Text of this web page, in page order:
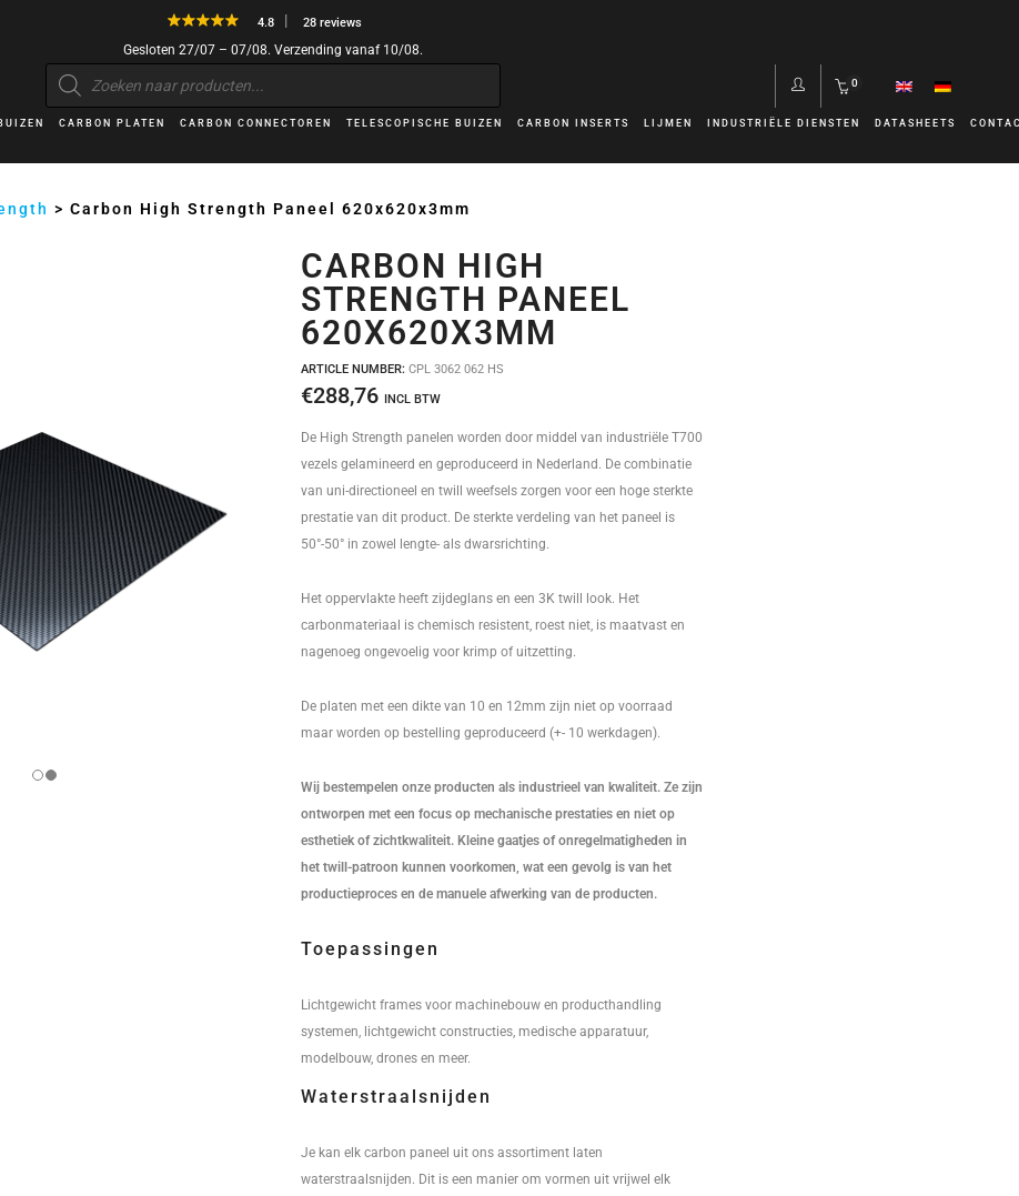
4.8 28 reviews
Gesloten 27/07 – 07/08. Verzending vanaf 10/08.
Producten
zoeken
0
CARBON PLATEN CARBON CONNECTOREN TELESCOPISCHE BUIZEN CARBON INSERTS LIJMEN INDUSTRIËLE DIENSTEN DATASHEETS
>Carbon High Strength Paneel 620x620x3mm
CARBON HIGH
STRENGTH PANEEL
620X620X3MM
ARTICLE NUMBER: CPL 3062 062 HS
€288,76 INCL BTW
De High Strength panelen worden door middel van industriële T700
vezels gelamineerd en geproduceerd in Nederland. De combinatie
van uni-directioneel en twill weefsels zorgen voor een hoge sterkte
prestatie van dit product. De sterkte verdeling van het paneel is
50°-50° in zowel lengte- als dwarsrichting.
Het oppervlakte heeft zijdeglans en een 3K twill look. Het
carbonmateriaal is chemisch resistent, roest niet, is maatvast en
nagenoeg ongevoelig voor krimp of uitzetting.
De platen met een dikte van 10 en 12mm zijn niet op voorraad
maar worden op bestelling geproduceerd (+- 10 werkdagen).
Wij bestempelen onze producten als industrieel van kwaliteit. Ze zijn
ontworpen met een focus op mechanische prestaties en niet op
esthetiek of zichtkwaliteit. Kleine gaatjes of onregelmatigheden in
het twill-patroon kunnen voorkomen, wat een gevolg is van het
productieproces en de manuele afwerking van de producten.
Toepassingen
Lichtgewicht frames voor machinebouw en producthandling
systemen, lichtgewicht constructies, medische apparatuur,
modelbouw, drones en meer.
Waterstraalsnijden
Je kan elk carbon paneel uit ons assortiment laten
waterstraalsnijden. Dit is een manier om vormen uit vrijwel elk